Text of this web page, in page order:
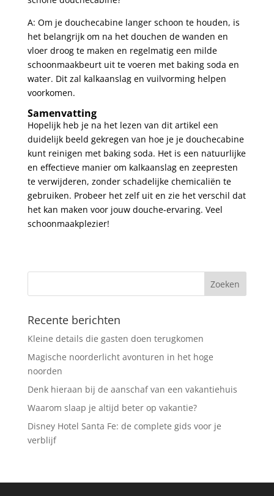
A: Om je douchecabine⁢ langer⁤ schoon te houden, is
het belangrijk om na het douchen de ​wanden en
‌vloer droog te maken​ en regelmatig een milde
schoonmaakbeurt uit te voeren ​met baking soda en
water. Dit‌ zal kalkaanslag en vuilvorming helpen
voorkomen.
Samenvatting
Hopelijk​ heb je na het lezen van ⁣dit ⁣artikel een
duidelijk beeld gekregen van ⁣hoe je je douchecabine
kunt reinigen met baking soda. Het is een natuurlijke
en⁣ effectieve manier om kalkaanslag en zeepresten
te verwijderen, zonder schadelijke chemicaliën ⁢te
gebruiken. Probeer‍ het zelf ⁤uit en zie het verschil dat
het kan ⁤maken voor⁣ jouw douche-ervaring. Veel
schoonmaakplezier!
Recente berichten
Kleine details die gasten doen terugkomen
Magische noorderlicht avonturen in het hoge
noorden
Denk hieraan bij de aanschaf van een vakantiehuis
Waarom slaap je altijd beter op vakantie?
Disney Hotel Santa Fe: de complete gids voor je
verblijf